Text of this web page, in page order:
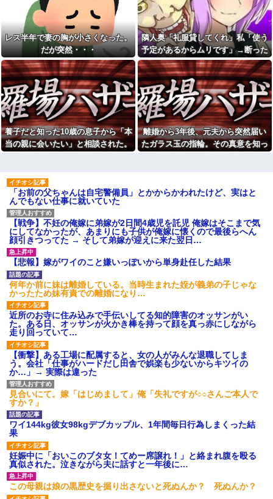
業。連絡くれてもいいのに
ツーリング中に軽自動車から
執拗な煽り運転を受けていた。
その数分後、思わぬ結末を目撃
することになり…
小６娘が家のこと何もしてく
れてなくて動画ばかり見てる。
その姿が情けなくて...
お前ら「日本も核武装汁！」
←１万発の核弾頭どこに
日産e-power、無給油で
1980km走行しギネス記録を達
成！→山頂から下ってるだけで
した…
【悲報】へずまりゅう（35）
ボランティアのため熊本に行く
スカートはとてもムリよ若い子
には負けるわ」←ワイらにはブ
ッ刺さりまくってしまうw w w
w w w
【画像あり】安心系JKのホッ
トケーキ、レベチｗｗｗｗｗｗ
ｗｗｗｗｗｗｗｗｗｗｗｗｗｗ
ｗｗｗｗ
私「また郵便がなくなって
る…」知人「一緒に捕まえよ
う」→おとりを仕掛けたら泥奥
がまんまと引っかかり…
養子だと知った10歳の息子か
ら「本当の親に会いたい」と相
談された。正直に答えたら夫婦
関係が急変して…
「2年間、たぶん1日4回は握っ
てた」ラスベガスで買った3,000
円のキーホルダーを調べたら
ハードオフに売っていた4万
4000円のフィギュアがヤバすぎ
るｗｗｗｗｗｗ「こんな高い
の？ｗｗ」「逆に超安い」
私「ちょっと、人の家の金庫
触らないでよ！」キチママ『そ
こに金庫があったから、開けて
みようとしただけ☆』義兄「泥
は出てけ！二度と来るな！」結
果・・・
私「初めて飲む味だけどなん
のお茶？」彼「ちっ！」私「」
【GIF】JSのカンチョーワロ
タ
手料理は美味しかったのに性格
クセ強すぎ
【画像】現役最強の呼び声が
高いこの回転寿司、レベチｗｗ
ｗｗｗｗｗｗｗｗ
某企業の支店で派遣として働
きだしたら「あら！あんた見せ
て〜」とおばさんにスカートを
めくられ太腿を両手で鷲された
最近字を書く時にあり得ない
間違いするようになってきたわ
挨拶で難聴を侮辱してきたト
メから久々に電話。トメ「私は
元気よ！」私「でもお義父さん
から…」トメの『痔』に効く温
泉を紹介してあげたら大発狂し
じゃないよね
ぎるｗｗｗｗ
24歳年収550万ワイ、高級車も
豪邸も買えない人生が確定して
いる事実に咽び泣く
【腹筋崩壊】見た瞬間吹いた
画像を貼っていくスレｗｗｗｗ
【修羅場】父の浮気相手がま
さかの男！？私が突き止めた結
果ｗｗｗｗ
今日から業務報告書の「庶
務」っていう大項目が急に廃止
されたんだけど意味不明すぎる
んでる40代半ばくらいの独身女
性に狙われかけた
レス半年で妻の胸が小さくなった。
だが突然・・・
隣人奥「礼服貸してくれ」私「使う
予定があるからムリです」→断った
途端、とんでもない暴言を吐かれ
て…
養子だと知った10歳の息子から「本
当の親に会いたい」と相談された。
離婚から3年後、元夫から突然届い
たガラス玉の指輪。その真意を知っ
「お前の父ちゃんは自宅警備員」とかからかわれたけど、実はと
んでもない仕事に就いていた
【戦争】不妊の俺嫁に弟嫁が2日間4歳児を託児 俺嫁はそこまで気
にしてなかったが、あまりにも子供が俺嫁に懐くので最後らへん
顔引きつってた → そして弟嫁が迎えに来た翌日…
【悲報】嫁がワイのこと嫌いっぽいから単身赴任した結果
何年か前に妹は離婚している。当時生まれた姪が義弟の子じゃな
かったため妹有責での離婚になり…
近所のお寺に住み込みで手伝いしてる知的障害のオッサンがい
た。ある日、オッサンが火かき棒を持って顔を真っ赤にしながら
走り回っていて…
【衝撃】ある工場に配属すると、女の人がみんな退職してしま
う。会社「仕事がハードだし田舎で娯楽も少ないからキツイの
か…」→ 実際は違った
見合いにて。嫁「はじめまして」俺「失礼ですが○○さんご本人で
すか？」
ワイ144kg彼女98kgデブカップル、1年間毎日行為しまくった結
果
妊娠中に「おいこのブタ女！てめー席譲れ！」と絡まれ腹を殴る
真似された。泣きながら夫に話すと一年後に…
この母親は娘の黒歴史を掘り出さないと死ぬんか？ 死ぬんか？